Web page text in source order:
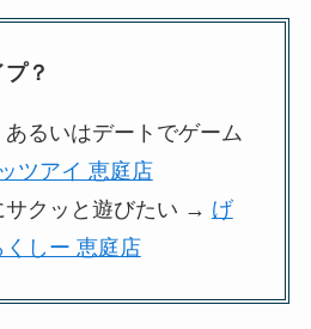
？
あるいはデートでゲーム
ツアイ 恵庭店
サクッと遊びたい → げ
しー 恵庭店